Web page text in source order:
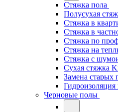
Стяжка пола
Полусухая
Стяжка в
Стяжка в
Стяжка по
Стяжка на
Стяжка с
Сухая стяжка
Замена старых
Гидроизоляция
Черновые полы